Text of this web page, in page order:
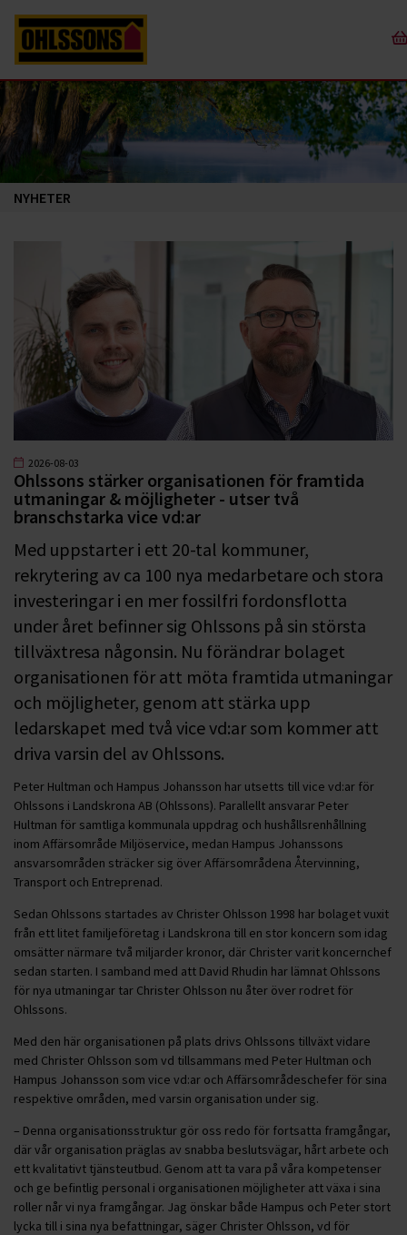
NYHETER
2026-08-03
Ohlssons stärker organisationen för framtida
utmaningar & möjligheter - utser två
branschstarka vice vd:ar
Med uppstarter i ett 20-tal kommuner,
rekrytering av ca 100 nya medarbetare och stora
investeringar i en mer fossilfri fordonsflotta
under året befinner sig Ohlssons på sin största
tillväxtresa någonsin. Nu förändrar bolaget
organisationen för att möta framtida utmaningar
och möjligheter, genom att stärka upp
ledarskapet med två vice vd:ar som kommer att
driva varsin del av Ohlssons.
Peter Hultman och Hampus Johansson har utsetts till vice vd:ar för
Ohlssons i Landskrona AB (Ohlssons). Parallellt ansvarar Peter
Hultman för samtliga kommunala uppdrag och hushållsrenhållning
inom Affärsområde Miljöservice, medan Hampus Johanssons
ansvarsområden sträcker sig över Affärsområdena Återvinning,
Transport och Entreprenad.
Sedan Ohlssons startades av Christer Ohlsson 1998 har bolaget vuxit
från ett litet familjeföretag i Landskrona till en stor koncern som idag
omsätter närmare två miljarder kronor, där Christer varit koncernchef
sedan starten. I samband med att David Rhudin har lämnat Ohlssons
för nya utmaningar tar Christer Ohlsson nu åter över rodret för
Ohlssons.
Med den här organisationen på plats drivs Ohlssons tillväxt vidare
med Christer Ohlsson som vd tillsammans med Peter Hultman och
Hampus Johansson som vice vd:ar och Affärsområdeschefer för sina
respektive områden, med varsin organisation under sig.
– Denna organisationsstruktur gör oss redo för fortsatta framgångar,
där vår organisation präglas av snabba beslutsvägar, hårt arbete och
ett kvalitativt tjänsteutbud. Genom att ta vara på våra kompetenser
och ge befintlig personal i organisationen möjligheter att växa i sina
roller når vi nya framgångar. Jag önskar både Hampus och Peter stort
lycka till i sina nya befattningar, säger Christer Ohlsson, vd för